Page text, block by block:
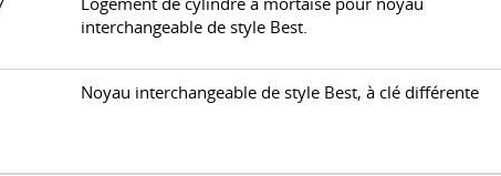
interchangeable de style Best.
Noyau interchangeable de style Best, à clé différente